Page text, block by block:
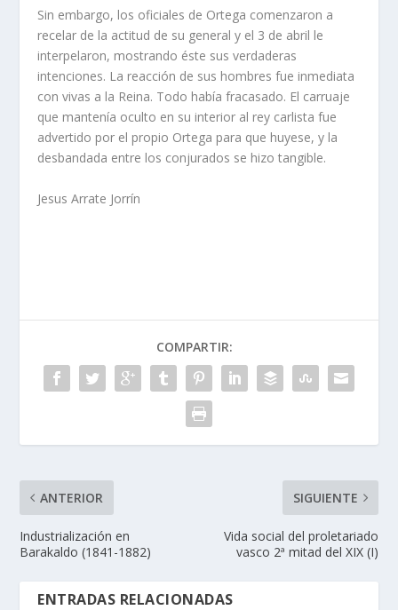
Sin embargo, los oficiales de Ortega comenzaron a
recelar de la actitud de su general y el 3 de abril le
interpelaron, mostrando éste sus verdaderas
intenciones. La reacción de sus hombres fue inmediata
con vivas a la Reina. Todo había fracasado. El carruaje
que mantenía oculto en su interior al rey carlista fue
advertido por el propio Ortega para que huyese, y la
desbandada entre los conjurados se hizo tangible.
Jesus Arrate Jorrín
COMPARTIR:
ANTERIOR
Industrialización en
Barakaldo (1841-1882)
SIGUIENTE
Vida social del proletariado
vasco 2ª mitad del XIX (I)
ENTRADAS RELACIONADAS